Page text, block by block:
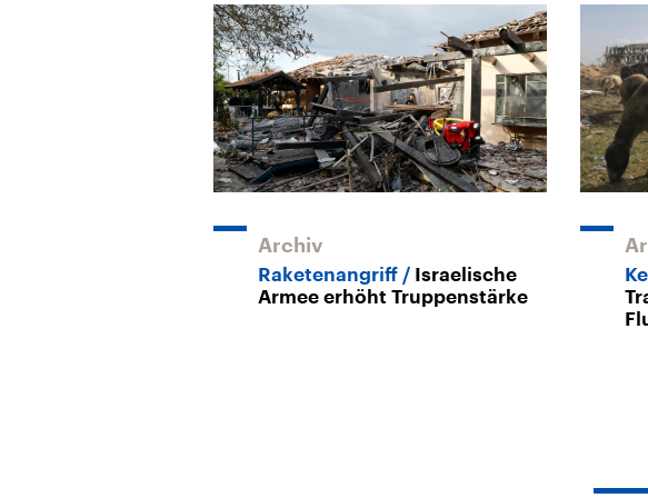
Archiv
Raketenangriff
Israelische
Armee erhöht Truppenstärke